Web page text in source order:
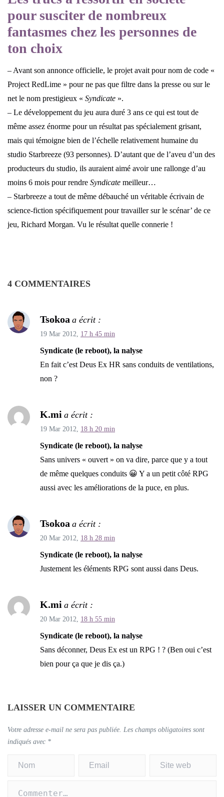
pour susciter de nombreux
fantasmes chez les personnes de
ton choix
– Avant son annonce officielle, le projet avait pour nom de code «
Project RedLime » pour ne pas que filtre dans la presse ou sur le
net le nom prestigieux « Syndicate ».
– Le développement du jeu aura duré 3 ans ce qui est tout de
même assez énorme pour un résultat pas spécialement grisant,
mais qui témoigne bien de l’échelle relativement humaine du
studio Starbreeze (93 personnes). D’autant que de l’aveu d’un des
producteurs du studio, ils auraient aimé avoir une rallonge d’au
moins 6 mois pour rendre Syndicate meilleur…
– Starbreeze a tout de même débauché un véritable écrivain de
science-fiction spécifiquement pour travailler sur le scénar’ de ce
jeu, Richard Morgan. Vu le résultat quelle connerie !
4 COMMENTAIRES
Tsokoa a écrit :
19 Mar 2012, 17 h 45 min
Syndicate (le reboot), la nalyse
En fait c’est Deus Ex HR sans conduits de ventilations,
non ?
K.mi a écrit :
19 Mar 2012, 18 h 20 min
Syndicate (le reboot), la nalyse
Sans univers « ouvert » on va dire, parce que y a tout
de même quelques conduits 😀 Y a un petit côté RPG
aussi avec les améliorations de la puce, en plus.
Tsokoa a écrit :
20 Mar 2012, 18 h 28 min
Syndicate (le reboot), la nalyse
Justement les éléments RPG sont aussi dans Deus.
K.mi a écrit :
20 Mar 2012, 18 h 55 min
Syndicate (le reboot), la nalyse
Sans déconner, Deus Ex est un RPG ! ? (Ben oui c’est
bien pour ça que je dis ça.)
LAISSER UN COMMENTAIRE
Votre adresse e-mail ne sera pas publiée. Les champs obligatoires sont
indiqués avec *